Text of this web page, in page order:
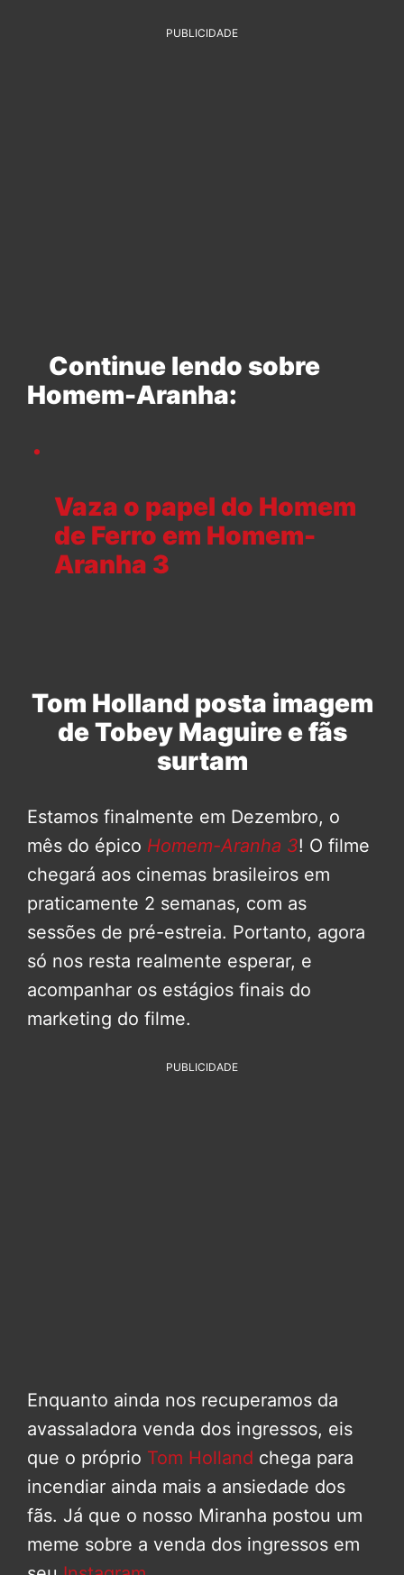
PUBLICIDADE
Continue lendo sobre
Homem-Aranha:
Vaza o papel do Homem
de Ferro em Homem-
Aranha 3
Tom Holland posta imagem
de Tobey Maguire e fãs
surtam
Estamos finalmente em Dezembro, o
mês do épico Homem-Aranha 3! O filme
chegará aos cinemas brasileiros em
praticamente 2 semanas, com as
sessões de pré-estreia. Portanto, agora
só nos resta realmente esperar, e
acompanhar os estágios finais do
marketing do filme.
PUBLICIDADE
Enquanto ainda nos recuperamos da
avassaladora venda dos ingressos, eis
que o próprio Tom Holland chega para
incendiar ainda mais a ansiedade dos
fãs. Já que o nosso Miranha postou um
meme sobre a venda dos ingressos em